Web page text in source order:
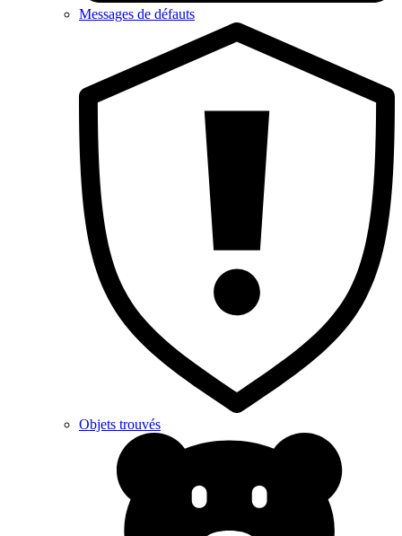
Messages de défauts
Objets trouvés